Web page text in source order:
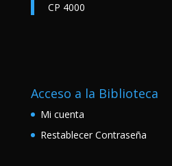
CP 4000
Acceso a la Biblioteca
Mi cuenta
Restablecer Contraseña